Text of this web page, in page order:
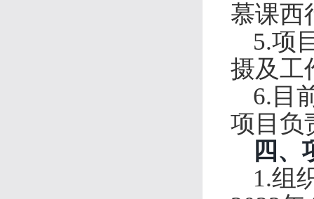
慕课西
5.项
摄及工
6. 目
项目负
四、
1.组